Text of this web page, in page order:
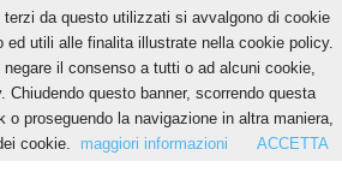
da questo utilizzati si avvalgono di cookie
ed utili alle finalita illustrate nella cookie policy.
il consenso a tutti o ad alcuni cookie,
Chiudendo questo banner, scorrendo questa
o proseguendo la navigazione in altra maniera,
cookie.
maggiori informazioni ACCETTA